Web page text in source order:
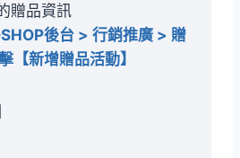
贈品資訊
後台 > 行銷推廣 > 贈
【新增贈品活動】